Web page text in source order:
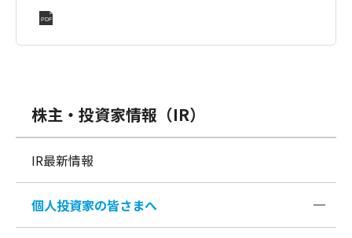
PDF
株主・投資家情報（IR）
IR最新情報
個人投資家の皆さまへ